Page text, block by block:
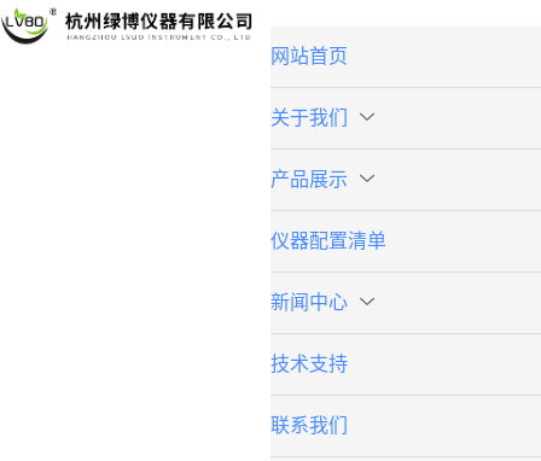
网站首页
关于我们
产品展示
仪器配置清单
新闻中心
技术支持
联系我们